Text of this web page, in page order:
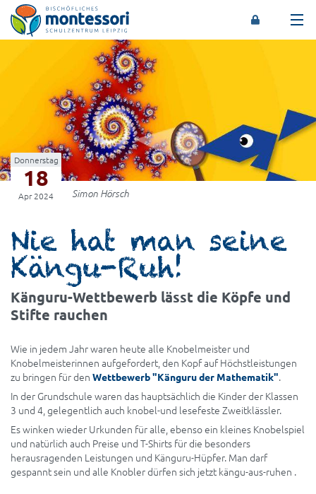
Montessori-Schulzentrum Leipzig
Donnerstag
18
Apr 2024 Simon Hörsch
Nie hat man seine
Kängu-Ruh!
Känguru-Wettbewerb lässt die Köpfe und
Stifte rauchen
Wie in jedem Jahr waren heute alle Knobelmeister und
Knobelmeisterinnen aufgefordert, den Kopf auf Höchstleistungen
zu bringen für den Wettbewerb "Känguru der Mathematik".
In der Grundschule waren das hauptsächlich die Kinder der Klassen
3 und 4, gelegentlich auch knobel-und lesefeste Zweitklässler.
Es winken wieder Urkunden für alle, ebenso ein kleines Knobelspiel
und natürlich auch Preise und T-Shirts für die besonders
herausragenden Leistungen und Känguru-Hüpfer. Man darf
gespannt sein und alle Knobler dürfen sich jetzt kängu-aus-ruhen .